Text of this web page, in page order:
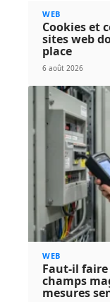
WEB
Cookies et
sites web
place
6 août 2026
WEB
Faut-il
champs
mesures